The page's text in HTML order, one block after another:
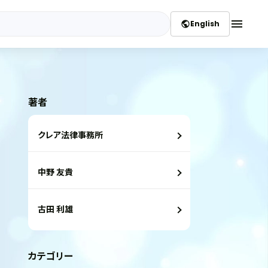
publicEnglish menu
著者
クレア法律事務所
中野 友貴
古田 利雄
カテゴリー